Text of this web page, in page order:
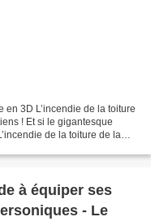
3D L’incendie de la toiture
! Et si le gigantesque
de la toiture de la
à équiper ses
- Le